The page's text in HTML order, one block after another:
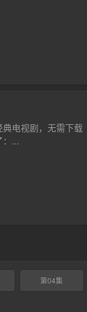
典电视剧，无需下载
...
第04集